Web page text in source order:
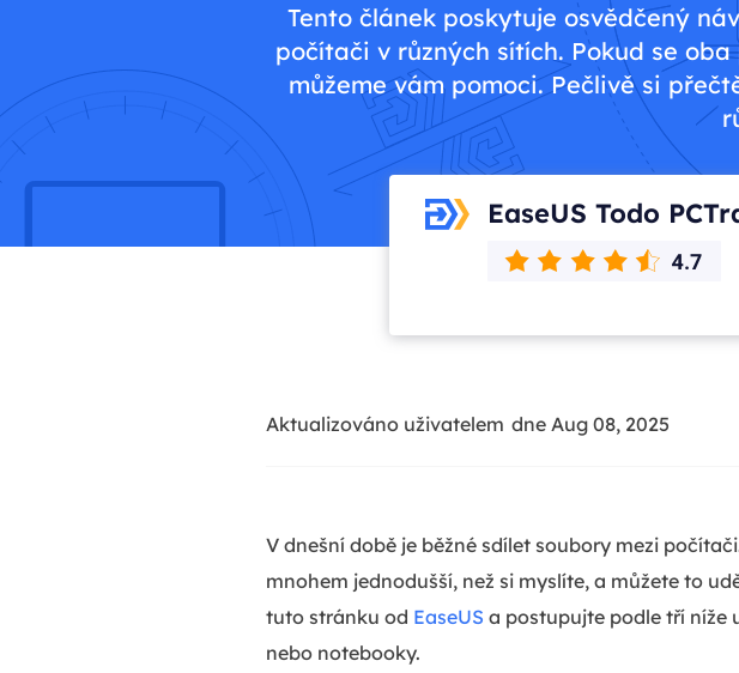
Tento článek poskytuje osvědčený
počítači v různých sítích. Pokud se
můžeme vám pomoci. Pečlivě si
EaseUS Todo
Aktualizováno uživatelem dne Aug 08, 2025
V dnešní době je běžné sdílet soubory mezi
mnohem jednodušší, než si myslíte, a můžete to
tuto stránku od EaseUS a postupujte podle tří níže
nebo notebooky.